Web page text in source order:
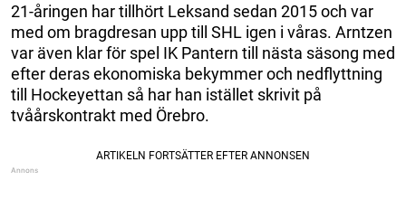
21-åringen har tillhört Leksand sedan 2015 och var
med om bragdresan upp till SHL igen i våras. Arntzen
var även klar för spel IK Pantern till nästa säsong med
efter deras ekonomiska bekymmer och nedflyttning
till Hockeyettan så har han istället skrivit på
tvåårskontrakt med Örebro.